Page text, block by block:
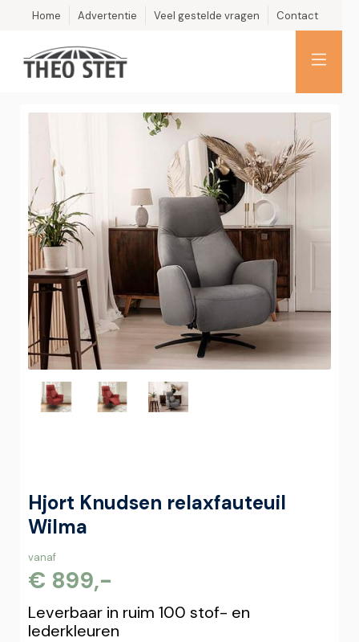
Home Advertentie Veel gestelde vragen Contact
Hjort Knudsen relaxfauteuil
Wilma
vanaf
€ 899,-
Leverbaar in ruim 100 stof- en
lederkleuren